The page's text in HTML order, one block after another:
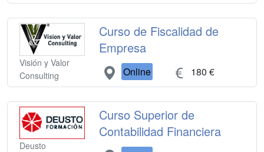
Visión y Valor
Consulting
Curso de Fiscalidad de
Empresa
Online 180 €
Deusto
Curso Superior de
Contabilidad Financiera